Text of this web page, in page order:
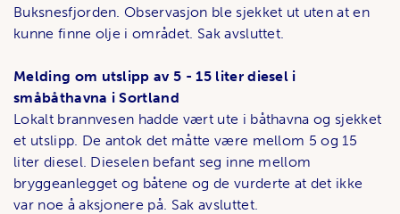
Buksnesfjorden. Observasjon ble sjekket ut uten at en
kunne finne olje i området. Sak avsluttet.
Melding om utslipp av 5 - 15 liter diesel i
småbåthavna i Sortland
Lokalt brannvesen hadde vært ute i båthavna og sjekket
et utslipp. De antok det måtte være mellom 5 og 15
liter diesel. Dieselen befant seg inne mellom
bryggeanlegget og båtene og de vurderte at det ikke
var noe å aksjonere på. Sak avsluttet.